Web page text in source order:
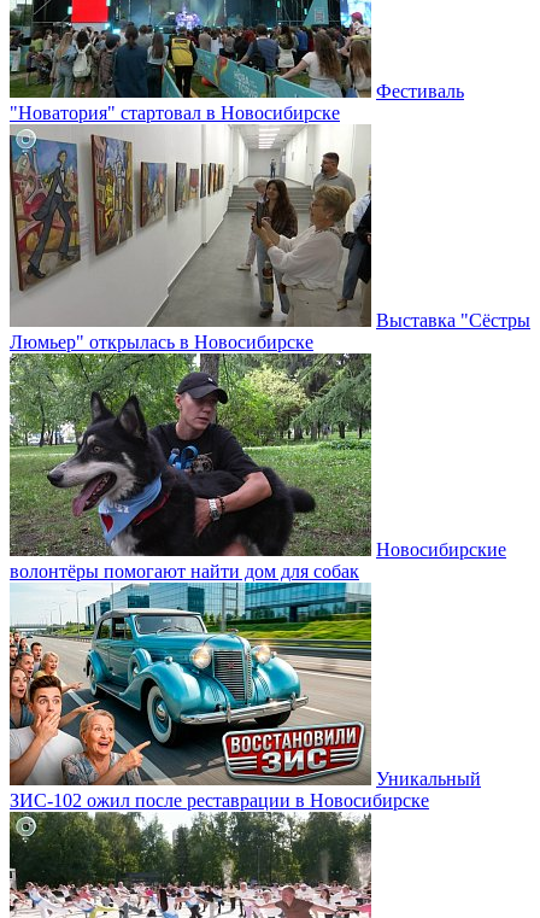
Фестиваль
"Новатория" стартовал в Новосибирске
Выставка "Сёстры
Люмьер" открылась в Новосибирске
Новосибирские
волонтёры помогают найти дом для собак
Уникальный
ЗИС-102 ожил после реставрации в Новосибирске